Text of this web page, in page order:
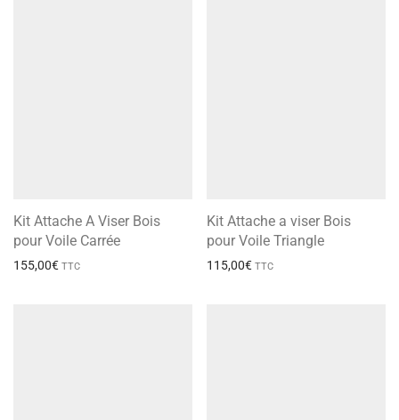
Kit Attache A Viser Bois
pour Voile Carrée
155,00€ TTC
Kit Attache a viser Bois
pour Voile Triangle
115,00€ TTC